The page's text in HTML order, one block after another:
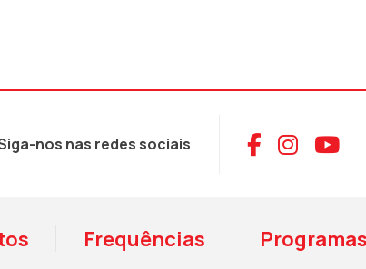
nos nas redes sociais Aceder
Frequências Programas